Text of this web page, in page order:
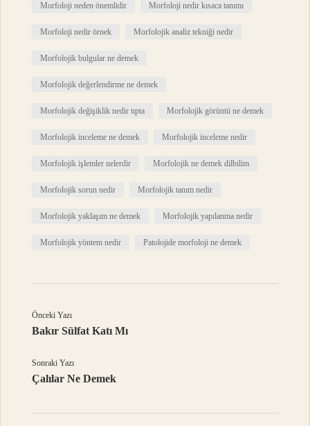
Morfoloji neden önemlidir Morfoloji nedir kısaca tanımı
Morfoloji nedir örnek Morfolojik analiz tekniği nedir
Morfolojik bulgular ne demek
Morfolojik değerlendirme ne demek
Morfolojik değişiklik nedir tıpta Morfolojik görüntü ne demek
Morfolojik inceleme ne demek Morfolojik inceleme nedir
Morfolojik işlemler nelerdir Morfolojik ne demek dilbilim
Morfolojik sorun nedir Morfolojik tanım nedir
Morfolojik yaklaşım ne demek Morfolojik yapılanma nedir
Morfolojik yöntem nedir Patolojide morfoloji ne demek
Önceki Yazı
Bakır Sülfat Katı Mı
Sonraki Yazı
Çalılar Ne Demek